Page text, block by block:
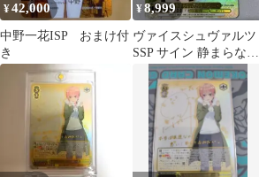
¥42,000
中野一花ISP おまけ付
き
¥8,999
ヴァイスシュヴァルツ
SSP サイン 静まらない
気持ち 中野一花